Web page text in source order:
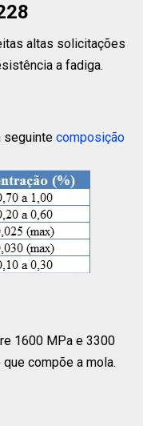
altas solicitações
a fadiga.
seguintecomposição
1600 MPa e 3300
compõe a mola.